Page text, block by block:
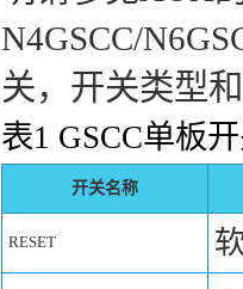
N4GSCC/
关，开关类型
表1 GSCC单板
开关名称
RESET